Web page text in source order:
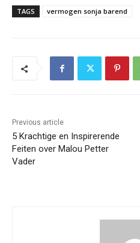
TAGS vermogen sonja barend
Previous article
5 Krachtige en Inspirerende
Feiten over Malou Petter
Vader